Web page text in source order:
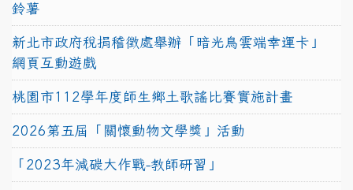
鈴薯
新北市政府稅捐稽徵處舉辦「暗光鳥雲端幸運卡」
網頁互動遊戲
桃園市112學年度師生鄉土歌謠比賽實施計畫
2026第五屆「關懷動物文學獎」活動
「2023年減碳大作戰-教師研習」